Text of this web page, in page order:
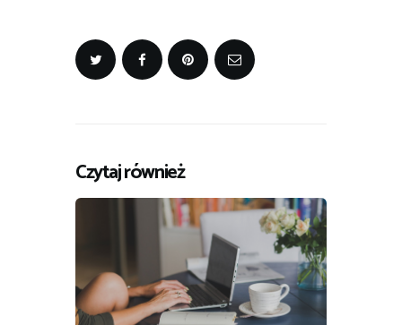
Czytaj również